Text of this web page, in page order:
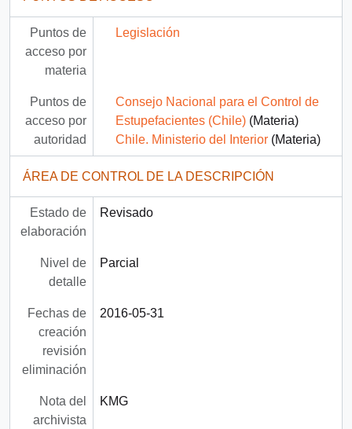
Puntos de
acceso por
materia
Legislación
Puntos de
acceso por
autoridad
Consejo Nacional para el Control de
Estupefacientes (Chile)(Materia)
Chile. Ministerio del Interior(Materia)
ÁREA DE CONTROL DE LA DESCRIPCIÓN
Estado de
elaboración
Revisado
Nivel de
detalle
Parcial
Fechas de
creación
revisión
eliminación
2016-05-31
Nota del
archivista
KMG